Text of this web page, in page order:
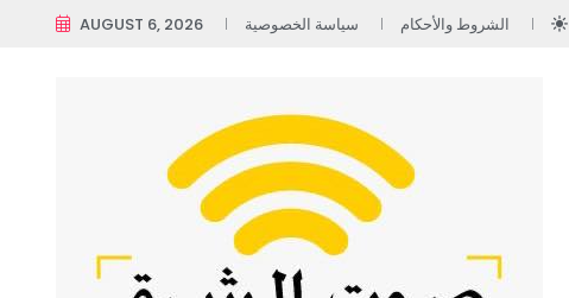
AUGUST 6, 2026 سياسة الخصوصية الشروط والأحكام